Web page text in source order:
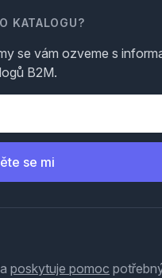
KATALOGU?
se vám ozveme s
B2M.
se mi
poskytuje pomoc